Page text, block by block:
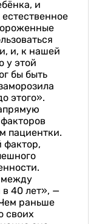
и
и, к нашей
у этой
бы быть
этого».
пациентки.
фактор,
между
в 40 лет», —
раньше
своих